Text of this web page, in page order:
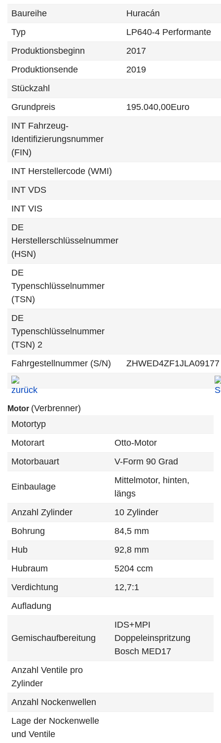
Baureihe
Huracán
Typ
LP640-4 Performante
Produktionsbeginn
2017
Produktionsende
2019
Stückzahl
Grundpreis
195.040,00Euro
INT Fahrzeug-
Identifizierungsnummer
(FIN)
INT Herstellercode (WMI)
INT VDS
INT VIS
DE
Herstellerschlüsselnummer
(HSN)
DE
Typenschlüsselnummer
(TSN)
DE
Typenschlüsselnummer
(TSN) 2
Fahrgestellnummer (S/N)
ZHWED4ZF1JLA09177
Motor (Verbrenner)
Motortyp
Motorart
Otto-Motor
Motorbauart
V-Form 90 Grad
Einbaulage
Mittelmotor, hinten,
längs
Anzahl Zylinder
10 Zylinder
Bohrung
84,5 mm
Hub
92,8 mm
Hubraum
5204 ccm
Verdichtung
12,7:1
Aufladung
Gemischaufbereitung
IDS+MPI
Doppeleinspritzung
Bosch MED17
Anzahl Ventile pro
Zylinder
Anzahl Nockenwellen
Lage der Nockenwelle
und Ventile